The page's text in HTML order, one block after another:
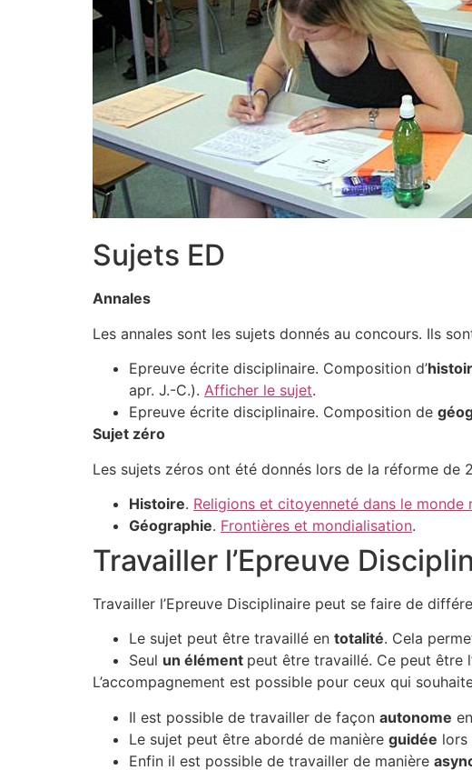
Sujets ED
Annales
Les annales sont les sujets donnés au concours. Ils
Epreuve écrite disciplinaire. Composition d’
apr. J.-C.). Afficher le sujet.
Epreuve écrite disciplinaire. Composition de
Sujet zéro
Les sujets zéros ont été donnés lors de la réforme de
Histoire. Religions et citoyenneté dans le monde
Géographie. Frontières et mondialisation.
Travailler l’Epreuve
Travailler l’Epreuve Disciplinaire peut se faire de
Le sujet peut être travaillé en totalité. Cela
Seul un élément peut être travaillé. Ce peut être
L’accompagnement est possible pour ceux qui
Il est possible de travailler de façon autonome
Le sujet peut être abordé de manière guidée lors
Enfin il est possible de travailler de manière